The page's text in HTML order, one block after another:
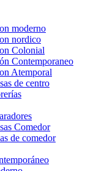
moderno
nordico
Colonial
Contemporaneo
Atemporal
de centro
Comedor
de comedor